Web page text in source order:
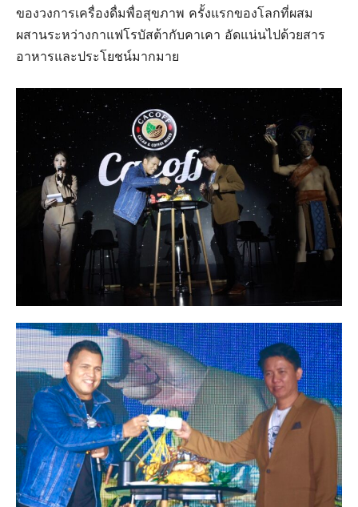
ของวงการเครื่องดื่มพื่อสุขภาพ ครั้งแรกของโลกที่ผสม
ผสานระหว่างกาแฟโรบัสต้ากับคาเคา อัดแน่นไปด้วยสาร
อาหารและประโยชน์มากมาย